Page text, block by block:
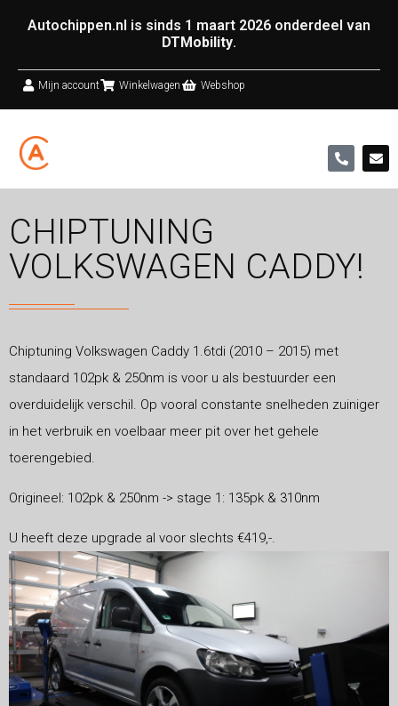
Autochippen.nl is sinds 1 maart 2026 onderdeel van
DTMobility.
Mijn account Winkelwagen Webshop
CHIPTUNING
VOLKSWAGEN CADDY!
Chiptuning Volkswagen Caddy 1.6tdi (2010 – 2015) met
standaard 102pk & 250nm is voor u als bestuurder een
overduidelijk verschil. Op vooral constante snelheden zuiniger
in het verbruik en voelbaar meer pit over het gehele
toerengebied.
Origineel: 102pk & 250nm -> stage 1: 135pk & 310nm
U heeft deze upgrade al voor slechts €419,-.